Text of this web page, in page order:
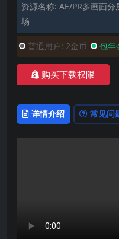
资源名称: AE/PR多画面分
场
普通用户: 2金币 包年
购买下载权限
详情介绍 常见问